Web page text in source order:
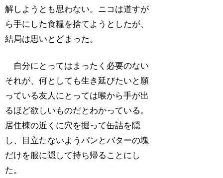
解しようとも思わない。ニコは道すが
ら手にした食糧を捨てようとしたが、
結局は思いとどまった。
自分にとってはまったく必要のない
それが、何としても生き延びたいと願
っている友人にとっては喉から手が出
るほど欲しいものだとわかっている。
居住棟の近くに穴を掘って缶詰を隠
し、目立たないようパンとバターの塊
だけを服に隠して持ち帰ることにし
た。